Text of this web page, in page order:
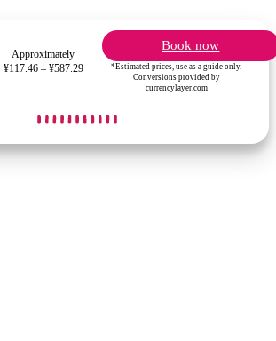
Approximately
¥117.46 – ¥587.29
Book now
*Estimated prices, use as a guide only.
Conversions provided by
currencylayer.com